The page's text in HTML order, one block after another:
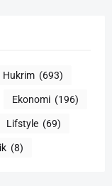
Hukrim (693)
Ekonomi (196)
Lifstyle (69)
(8)